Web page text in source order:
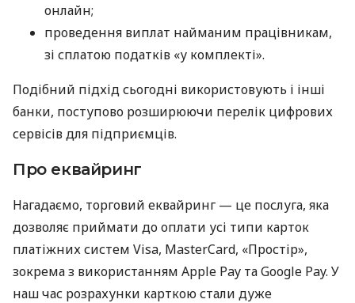
онлайн;
проведення виплат найманим працівникам,
зі сплатою податків «у комплекті».
Подібний підхід сьогодні використовують і інші
банки, поступово розширюючи перелік цифрових
сервісів для підприємців.
Про еквайринг
Нагадаємо, торговий еквайринг — це послуга, яка
дозволяє приймати до оплати усі типи карток
платіжних систем Visa, MasterCard, «Простір»,
зокрема з використанням Apple Pay та Google Pay. У
наш час розрахунки карткою стали дуже